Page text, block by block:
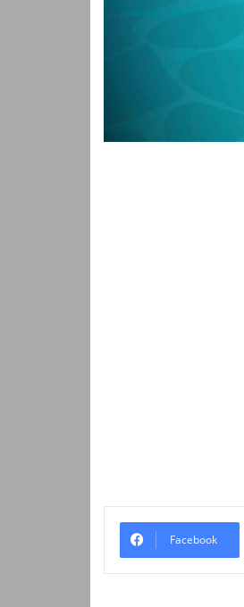
Facebook